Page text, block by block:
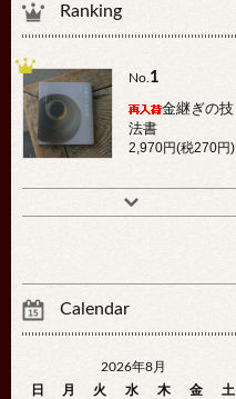
Ranking
No.1
金継ぎの技
法書
2,970円(税270円)
Calendar
2026年8月
日
月 火 水 木 金 土